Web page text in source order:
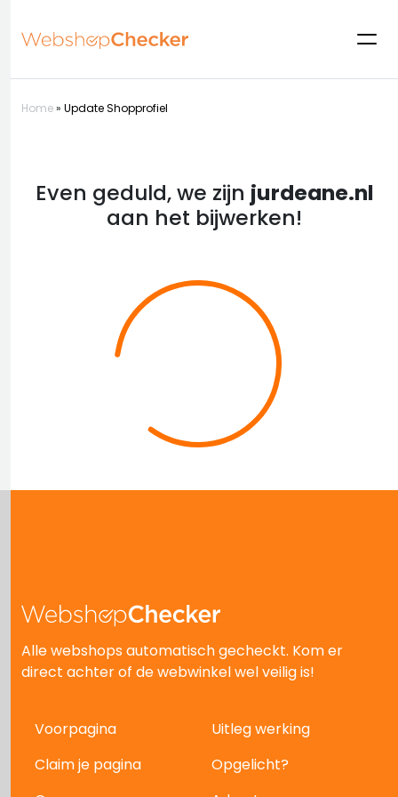
Home» Update Shopprofiel
Even geduld, we zijn jurdeane.nl
aan het bijwerken!
Alle webshops automatisch gecheckt. Kom er
direct achter of de webwinkel wel veilig is!
Voorpagina
Uitleg werking
Claim je pagina
Opgelicht?